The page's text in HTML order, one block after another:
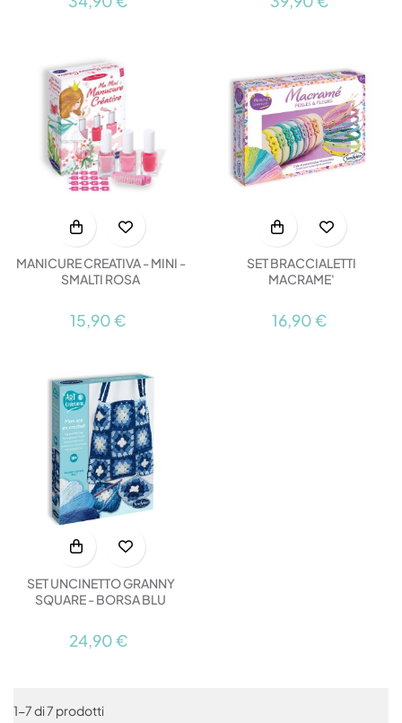
MANICURE CREATIVA - MINI -
SMALTI ROSA
15,90 €
SET BRACCIALETTI
MACRAME'
16,90 €
SET UNCINETTO GRANNY
SQUARE - BORSA BLU
24,90 €
1-7 di 7 prodotti